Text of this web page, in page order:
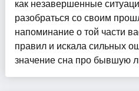
как незавершенные
разобраться со своим
напоминание о той части
правил и искала сильных
значение сна про бывшую